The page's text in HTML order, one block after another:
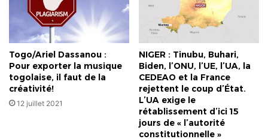
Togo/Ariel Dassanou :
Pour exporter la musique
togolaise, il faut de la
créativité!
12 juillet 2021
NIGER : Tinubu, Buhari,
Biden, l’ONU, l’UE, l’UA, la
CEDEAO et la France
rejettent le coup d’État.
L’UA exige le
rétablissement d’ici 15
jours de « l’autorité
constitutionnelle »